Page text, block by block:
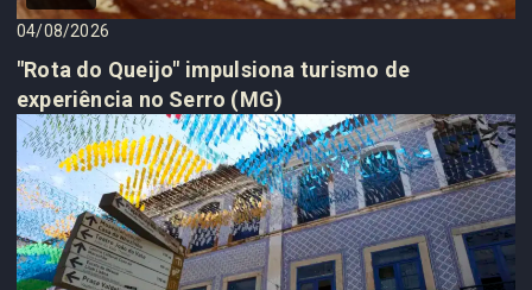
04/08/2026
"Rota do Queijo" impulsiona turismo de
experiência no Serro (MG)